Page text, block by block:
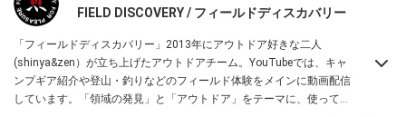
FIELD DISCOVERY / フィールドディスカバリー
「フィールドディスカバリー」2013年にアウトドア好きな二人
(shinya&zen）が立ち上げたアウトドアチーム。YouTubeでは、キャ
ンプギア紹介や登山・釣りなどのフィールド体験をメインに動画配信
しています。「領域の発見」と「アウトドア」をテーマに、使ってて